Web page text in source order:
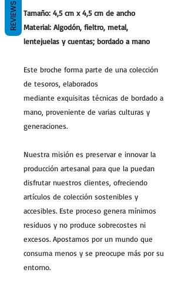
Tamaño: 4,5 cm x 4,5 cm de ancho
Material: Algodón, fieltro, metal,
lentejuelas y cuentas; bordado a mano
Este broche forma parte de una colección
de tesoros, elaborados
mediante exquisitas técnicas de bordado a
mano, proveniente de varias culturas y
generaciones.
Nuestra misión es preservar e innovar la
producción artesanal para que la puedan
disfrutar nuestros clientes, ofreciendo
artículos de colección sostenibles y
accesibles. Este proceso genera mínimos
residuos y no produce sobrecostes ni
excesos. Apostamos por un mundo que
consuma menos y se preocupe más por su
entorno.
REVIEWS